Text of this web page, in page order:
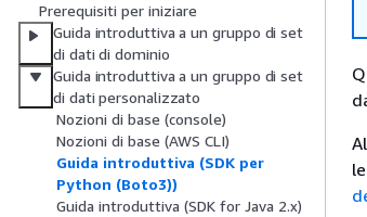
Prerequisiti per iniziare
Guida introduttiva a un gruppo di set
di dati di dominio
Guida introduttiva a un gruppo di set
di dati personalizzato
Nozioni di base (console)
Nozioni di base (AWS CLI)
Guida introduttiva (SDK per
Python (Boto3))
Guida introduttiva (SDK for Java 2.x)